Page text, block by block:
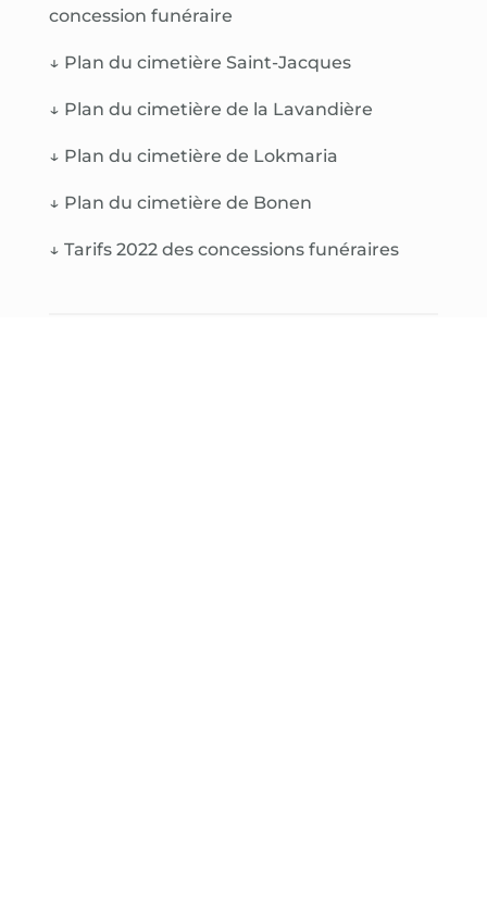
concession funéraire
↓ Plan du cimetière Saint-Jacques
↓ Plan du cimetière de la Lavandière
↓ Plan du cimetière de Lokmaria
↓ Plan du cimetière de Bonen
↓ Tarifs 2022 des concessions funéraires